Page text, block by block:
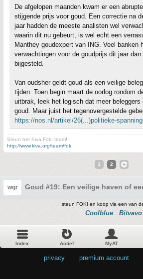
De afgelopen maanden kwam er een
stijgende prijs voor goud. Een correctie na
jaar hadden de meeste analisten wel
waarin dit nu gebeurt, is wel echt een
Manthey goudexpert van ING. Veel banken
verwachtingen voor de goudprijs dit jaar
bijgesteld.
Van oudsher geldt goud als een veilige
tijden. Toen begin maart de oorlog rondom
uitbrak, leek het logisch dat meer
goud. Maar juist het tegenovergestelde
https://nos.nl/artikel/26(...)politieke-
Steun het Kiva Fok! team!
http://www.kiva.org/team/fok
1 2
wgr Goud #19: Een veilige haven of
steun FOK! en koop via een van
Coolblue Bitvavo
Index Actief MyAT
privacy premium account